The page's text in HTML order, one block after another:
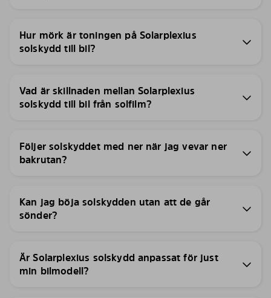
Hur mörk är toningen på Solarplexius
solskydd till bil?
Vad är skillnaden mellan Solarplexius
solskydd till bil från solfilm?
Följer solskyddet med ner när jag vevar ner
bakrutan?
Kan jag böja solskydden utan att de går
sönder?
Är Solarplexius solskydd anpassat för just
min bilmodell?